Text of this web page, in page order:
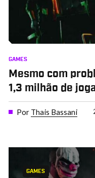
GAMES
Mesmo com
1,3 milhão de
Por Thais Bassani
GAMES